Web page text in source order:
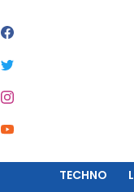
TECHNO